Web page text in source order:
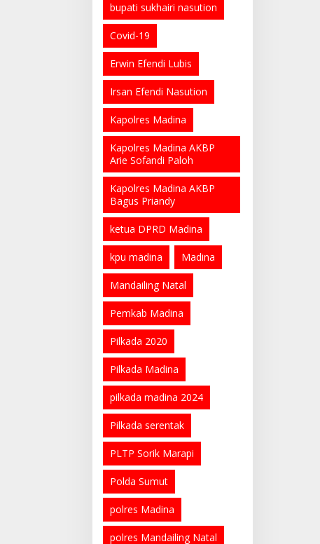
bupati sukhairi nasution
Covid-19
Erwin Efendi Lubis
Irsan Efendi Nasution
Kapolres Madina
Kapolres Madina AKBP
Arie Sofandi Paloh
Kapolres Madina AKBP
Bagus Priandy
ketua DPRD Madina
kpu madina Madina
Mandailing Natal
Pemkab Madina
Pilkada 2020
Pilkada Madina
pilkada madina 2024
Pilkada serentak
PLTP Sorik Marapi
Polda Sumut
polres Madina
polres Mandailing Natal